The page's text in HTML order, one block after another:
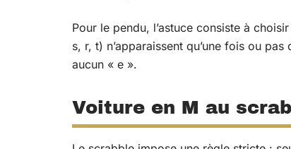
Pour le pendu, l’astuce consiste à
s, r, t) n’apparaissent qu’une fois ou
aucun « e ».
Voiture en M au